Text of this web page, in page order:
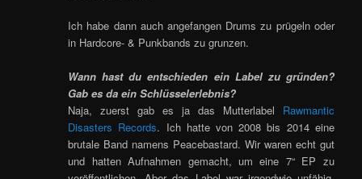
Ich habe dann auch angefangen Drums zu prügeln oder
in Hardcore- & Punkbands zu grunzen.
Wann hast du entschieden ein Label zu gründen?
Gab es da ein Schlüsselerlebnis?
Naja, zuerst gab es ja das Mutterlabel Rawmantic
Disasters Records. Ich hatte von 2008 bis 2014 eine
brutale Band namens Peacebastard. Wir waren echt gut
und hatten Aufnahmen gemacht, um eine 7“ EP zu